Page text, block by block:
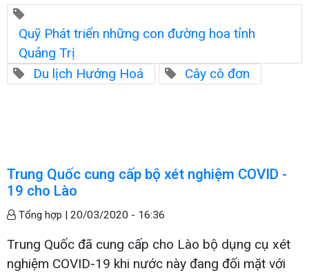
Quỹ Phát triển những con đường hoa tỉnh
Quảng Trị
Du lịch Hướng Hoá
Cây cô đơn
Trung Quốc cung cấp bộ xét nghiệm COVID -
19 cho Lào
Tổng hợp | 20/03/2020 - 16:36
Trung Quốc đã cung cấp cho Lào bộ dụng cụ xét
nghiệm COVID-19 khi nước này đang đối mặt với